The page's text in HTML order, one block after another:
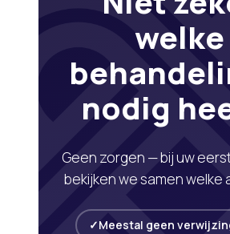
welke
nodig
Geen zorgen — bij uw
bekijken we samen welke
in of bel ons.
Meestal geen